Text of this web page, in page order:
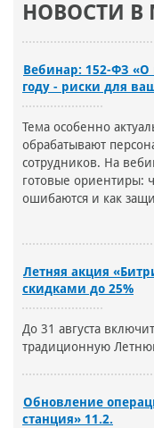
НОВОСТИ В
Вебинар: 152-ФЗ «О
году - риски для
Тема особенно
обрабатывают
сотрудников. На
готовые ориентиры:
ошибаются и как
Летняя акция
скидками до 25%
До 31 августа
традиционную
Обновление
станция» 11.2.